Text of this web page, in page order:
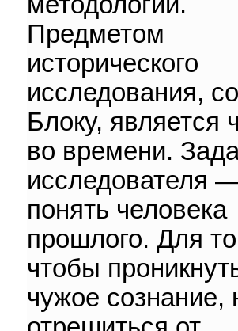
Предметом
исторического
исследования,
Блоку, является
во времени.
исследователя
понять человека
прошлого. Для
чтобы
чужое сознание,